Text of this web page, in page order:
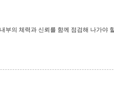
부의 체력과 신뢰를 함께 점검해 나가야